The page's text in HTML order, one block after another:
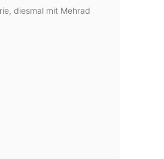
diesmal mit Mehrad